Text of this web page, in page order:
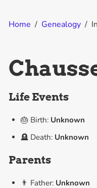
Home / Genealogy /
Life Events
🎂 Birth: Unknown
🪦 Death: Unknown
Parents
👨 Father: Unknown